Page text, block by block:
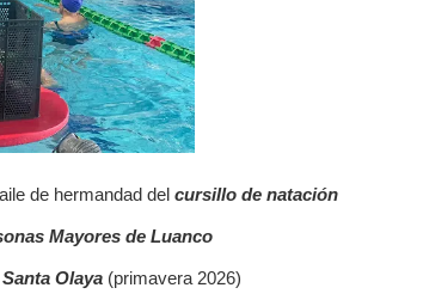
de hermandad del cursillo de natación
Mayores de Luanco
Olaya(primavera 2026)